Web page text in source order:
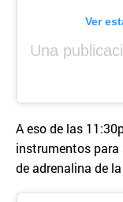
Ver
A eso de las
instrumentos para
de adrenalina de